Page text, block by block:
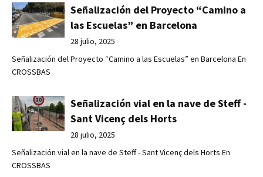
Señalización del Proyecto “Camino a
las Escuelas” en Barcelona
28 julio, 2025
Señalización del Proyecto “Camino a las Escuelas” en Barcelona En
CROSSBAS
Señalización vial en la nave de Steff -
Sant Vicenç dels Horts
28 julio, 2025
Señalización vial en la nave de Steff - Sant Vicenç dels Horts En
CROSSBAS